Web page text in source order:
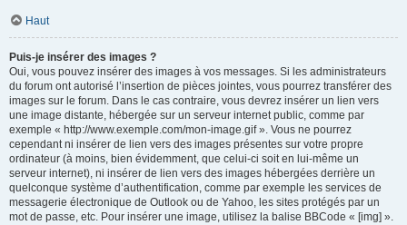
Haut
Puis-je insérer des images ?
Oui, vous pouvez insérer des images à vos messages. Si les administrateurs
du forum ont autorisé l’insertion de pièces jointes, vous pourrez transférer des
images sur le forum. Dans le cas contraire, vous devrez insérer un lien vers
une image distante, hébergée sur un serveur internet public, comme par
exemple « http://www.exemple.com/mon-image.gif ». Vous ne pourrez
cependant ni insérer de lien vers des images présentes sur votre propre
ordinateur (à moins, bien évidemment, que celui-ci soit en lui-même un
serveur internet), ni insérer de lien vers des images hébergées derrière un
quelconque système d’authentification, comme par exemple les services de
messagerie électronique de Outlook ou de Yahoo, les sites protégés par un
mot de passe, etc. Pour insérer une image, utilisez la balise BBCode « [img] ».